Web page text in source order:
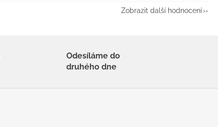
Zobrazit další hodnocení
Odesíláme do
druhého dne